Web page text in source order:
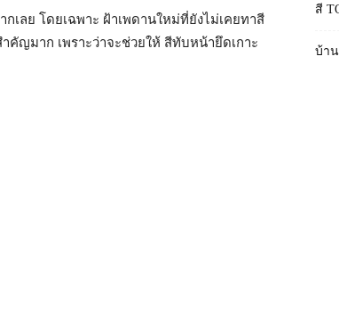
เลย โดยเฉพาะ ฝ้าเพดานใหม่ที่ยังไม่เคยทาสี
ญมาก เพราะว่าจะช่วยให้ สีทับหน้ายึดเกาะ
สี
บ้า